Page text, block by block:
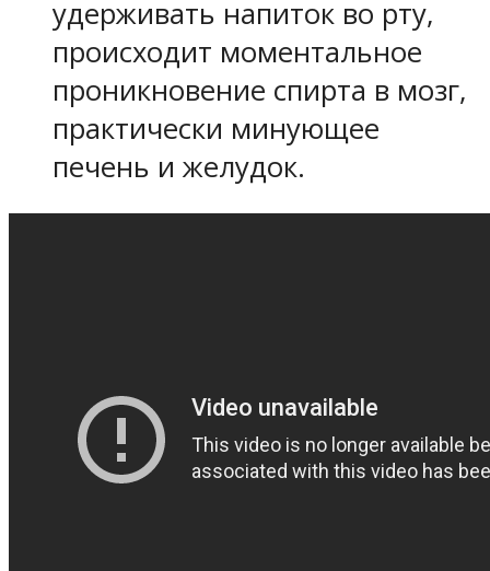
удерживать напиток во рту,
происходит моментальное
проникновение спирта в мозг,
практически минующее
печень и желудок.